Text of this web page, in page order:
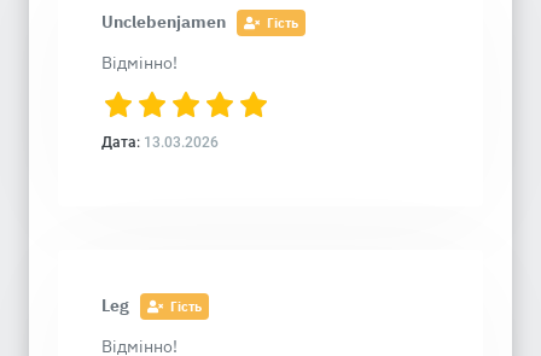
Unclebenjamen Гість
Відмінно!
Дата: 13.03.2026
Leg Гість
Відмінно!